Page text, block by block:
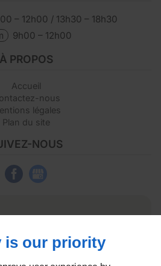
– 12h00 / 13h30 – 18h30
9h00 – 12h00
À PROPOS
Accueil
nous
légales
Plan du site
NOUS
is our priority